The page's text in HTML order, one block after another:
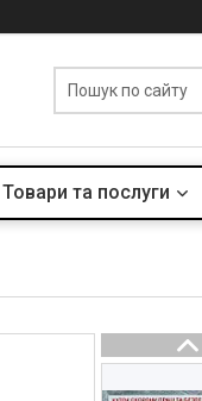
Товари та послуги